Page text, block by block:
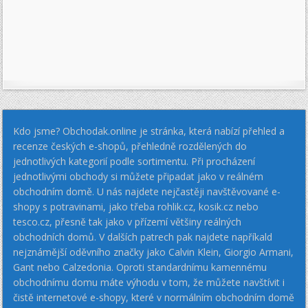
Kdo jsme? Obchodak.online je stránka, která nabízí přehled a
recenze českých e-shopů, přehledně rozdělených do
jednotlivých kategorií podle sortimentu. Při procházení
jednotlivými obchody si můžete připadat jako v reálném
obchodním domě. U nás najdete nejčastěji navštěvované e-
shopy s potravinami, jako třeba rohlik.cz, kosik.cz nebo
tesco.cz, přesně tak jako v přízemí většiny reálných
obchodních domů. V dalších patrech pak najdete napříkald
nejznámější oděvního značky jako Calvin Klein, Giorgio Armani,
Gant nebo Calzedonia. Oproti standardnímu kamennému
obchodnímu domu máte výhodu v tom, že můžete navštívit i
čistě internetové e-shopy, které v normálním obchodním domě